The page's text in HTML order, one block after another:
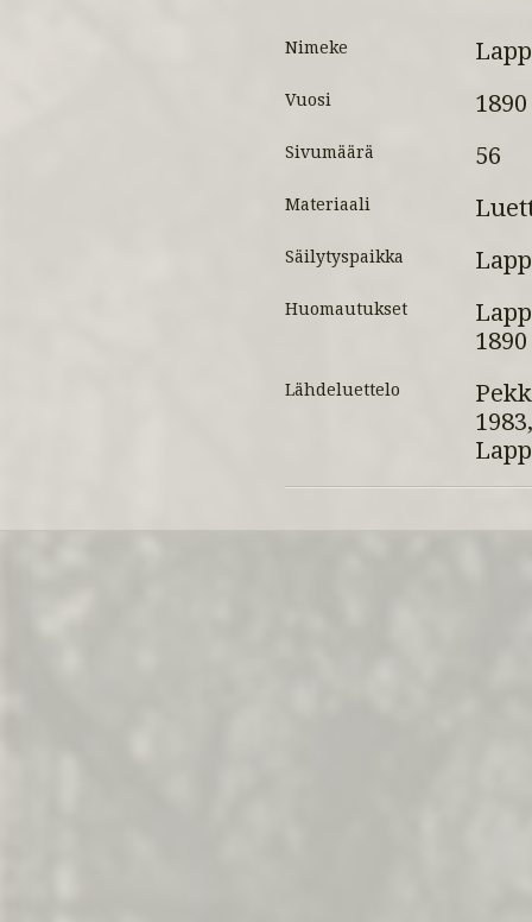
Nimeke
Vuosi 1890
Sivumäärä 56
Materiaali
Säilytyspaikka
Huomautukset
1890
Lähdeluettelo
1983,